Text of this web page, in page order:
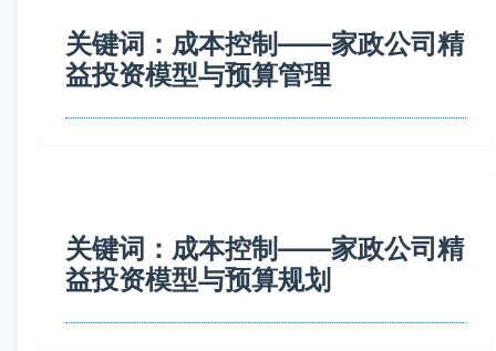
关键词：成本控制——家政公司精
益投资模型与预算管理
关键词：成本控制——家政公司精
益投资模型与预算规划